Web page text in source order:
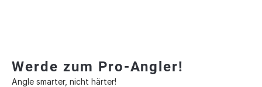
Werde zum Pro-Angler!
Angle smarter, nicht härter!